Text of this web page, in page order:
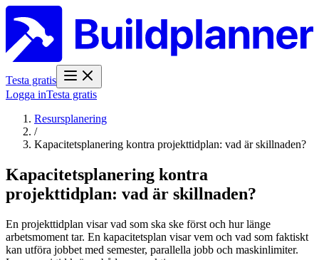
Testa gratis
Logga inTesta gratis
Resursplanering
/
Kapacitetsplanering kontra projekttidplan: vad är skillnaden?
Kapacitetsplanering kontra
projekttidplan: vad är skillnaden?
En projekttidplan visar vad som ska ske först och hur länge
arbetsmoment tar. En kapacitetsplan visar vem och vad som faktiskt
kan utföra jobbet med semester, parallella jobb och maskinlimiter.